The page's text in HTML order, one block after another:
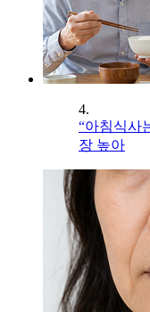
4.
“아침식사
장 높아